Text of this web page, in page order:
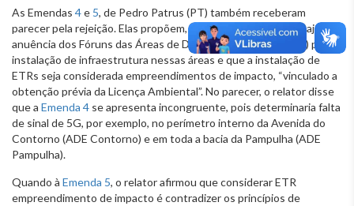
As Emendas 4e 5, de Pedro Patrus (PT) também receberam
parecer pela rejeição. Elas propõem, respectivamente, que haja
anuência dos Fóruns das Áreas de Diretrizes Especiais (ADE) para a
instalação de infraestrutura nessas áreas e que a instalação de
ETRs seja considerada empreendimentos de impacto, “vinculado a
obtenção prévia da Licença Ambiental”. No parecer, o relator disse
que a Emenda 4 se apresenta incongruente, pois determinaria falta
de sinal de 5G, por exemplo, no perímetro interno da Avenida do
Contorno (ADE Contorno) e em toda a bacia da Pampulha (ADE
Pampulha).
Quando à Emenda 5, o relator afirmou que considerar ETR
empreendimento de impacto é contradizer os princípios de